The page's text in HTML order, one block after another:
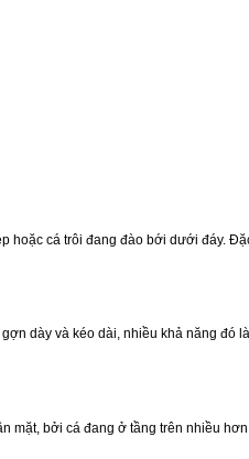
hoặc cá trôi đang đào bới dưới đáy.
dày và kéo dài, nhiều khả năng đó
mặt, bởi cá đang ở tầng trên nhiều hơn